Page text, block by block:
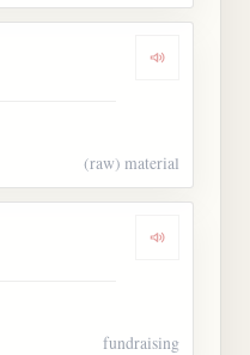
Dengarkan
(raw) material
Dengarkan
fundraising